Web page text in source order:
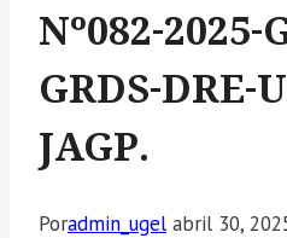
Nº082-2025-
GRDS-DRE-
JAGP.
Poradmin_ugel abril 30,